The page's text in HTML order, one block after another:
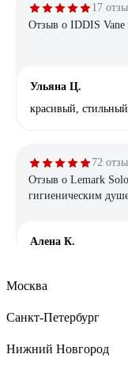
17
Отзыв о IDDIS
Ульяна Ц.
красивый, стильный
72
Отзыв о Lemark
гигиеническим
Алена К.
25
Москва
Санкт-Петербург
Нижний Новгород